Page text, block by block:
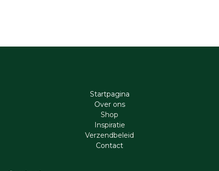
Startpagina
Ove​r​ ons
Shop
Inspiratie
Verzendbeleid
Cont​act